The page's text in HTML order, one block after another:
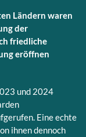
Ländern waren
der
friedliche
eröffnen
und 2024
Eine echte
ihnen dennoch